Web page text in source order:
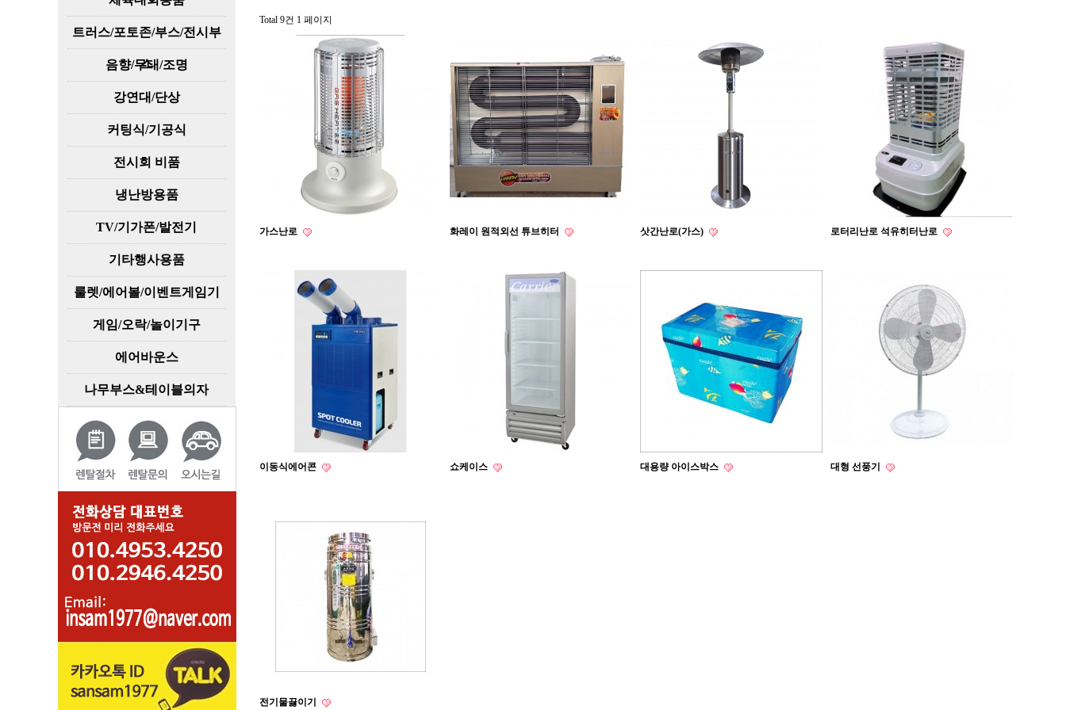
트러스/포토존/부스/전시부
스
음향/무대/조명
강연대/단상
커팅식/기공식
전시회 비품
냉난방용품
TV/기가폰/발전기
기타행사용품
룰렛/에어볼/이벤트게임기
게임/오락/놀이기구
에어바운스
나무부스&테이블의자
Total 9건 1 페이지
가스난로 화레이 원적외선 튜브히터 삿간난로(가스) 로터리난로 석유히터난로
이동식에어콘 쇼케이스 대용량 아이스박스 대형 선풍기
전기물끓이기